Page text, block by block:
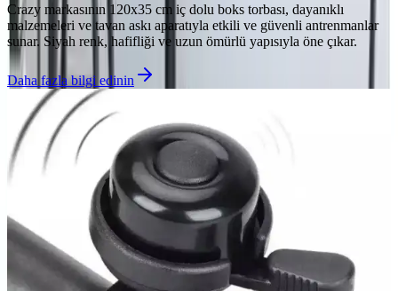
Crazy markasının 120x35 cm iç dolu boks torbası, dayanıklı
malzemeleri ve tavan askı aparatıyla etkili ve güvenli antrenmanlar
sunar. Siyah renk, hafifliği ve uzun ömürlü yapısıyla öne çıkar.
Daha fazla bilgi edinin